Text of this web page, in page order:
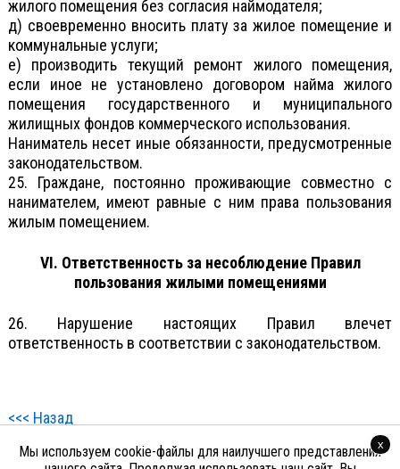
жилого помещения без согласия наймодателя;
д) своевременно вносить плату за жилое помещение и
коммунальные услуги;
е) производить текущий ремонт жилого помещения,
если иное не установлено договором найма жилого
помещения государственного и муниципального
жилищных фондов коммерческого использования.
Наниматель несет иные обязанности, предусмотренные
законодательством.
25. Граждане, постоянно проживающие совместно с
нанимателем, имеют равные с ним права пользования
жилым помещением.
VI. Ответственность за несоблюдение Правил
пользования жилыми помещениями
26. Нарушение настоящих Правил влечет
ответственность в соответствии с законодательством.
<<< Назад
Мы используем cookie-файлы для наилучшего представленияx